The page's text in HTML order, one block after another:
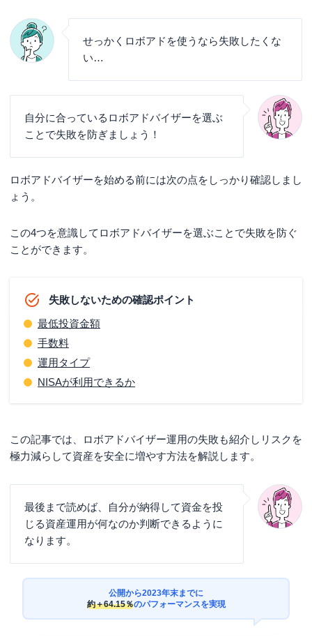
せっかくロボアドを使うなら失敗したくな
い…
自分に合っているロボアドバイザーを選ぶ
ことで失敗を防ぎましょう！
ロボアドバイザーを始める前には次の点をしっかり確認しまし
ょう。
この4つを意識してロボアドバイザーを選ぶことで失敗を防ぐ
ことができます。
失敗しないための確認ポイント
最低投資金額
手数料
運用タイプ
NISAが利用できるか
この記事では、ロボアドバイザー運用の失敗も紹介しリスクを
極力減らして資産を安全に増やす方法を解説します。
最後まで読めば、自分が納得して資金を投
じる資産運用が何なのか判断できるように
なります。
公開から2023年末までに
約＋64.15％のパフォーマンスを実現